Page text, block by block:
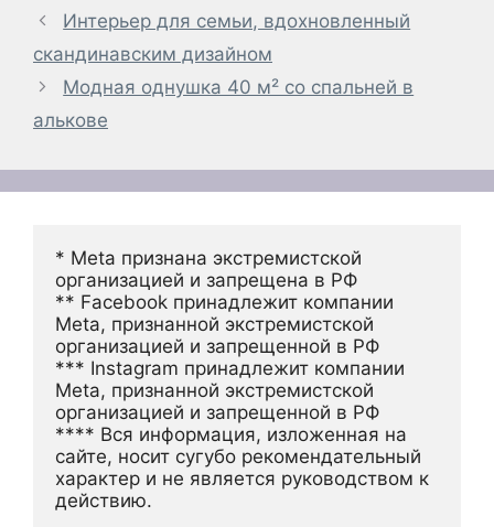
Интерьер для семьи, вдохновленный
скандинавским дизайном
Модная однушка 40 м² со спальней в
алькове
* Meta признана экстремистской
организацией и запрещена в РФ
** Facebook принадлежит компании
Meta, признанной экстремистской
организацией и запрещенной в РФ
*** Instagram принадлежит компании
Meta, признанной экстремистской
организацией и запрещенной в РФ
**** Вся информация, изложенная на
сайте, носит сугубо рекомендательный
характер и не является руководством к
действию.